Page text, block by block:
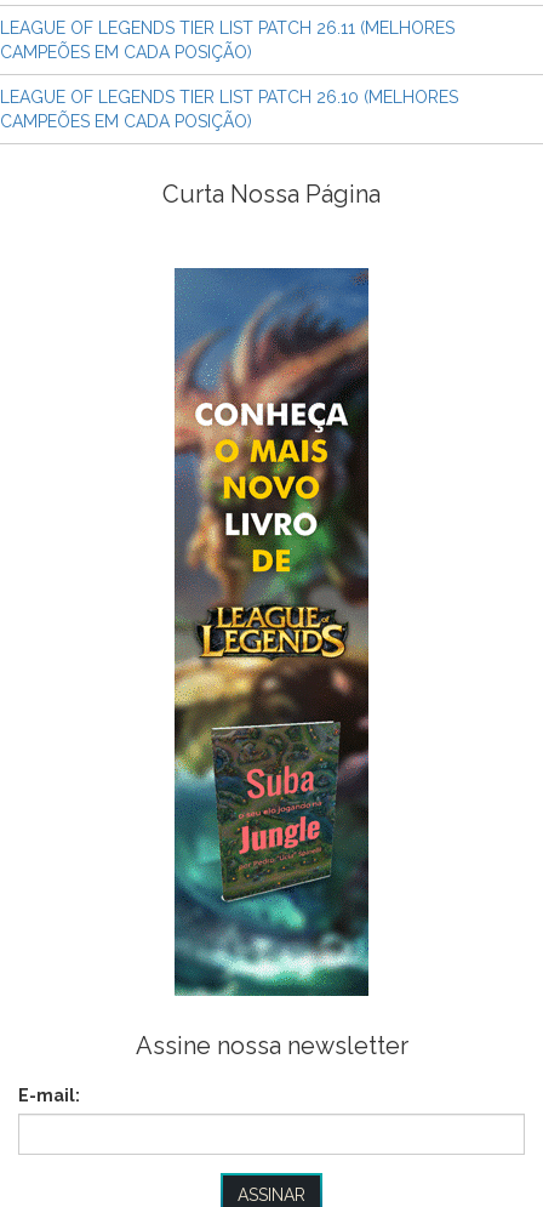
LEAGUE OF LEGENDS TIER LIST PATCH 26.11 (MELHORES
CAMPEÕES EM CADA POSIÇÃO)
LEAGUE OF LEGENDS TIER LIST PATCH 26.10 (MELHORES
CAMPEÕES EM CADA POSIÇÃO)
Curta Nossa Página
Assine nossa newsletter
E-mail: